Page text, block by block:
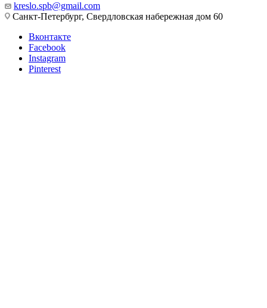
kreslo.spb@gmail.com
Санкт-Петербург, Свердловская набережная дом 60
Вконтакте
Facebook
Instagram
Pinterest